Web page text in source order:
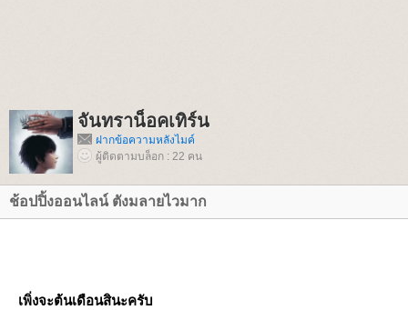
จันทราน็อคเทิร์น
ฝากข้อความหลังไมค์
ผู้ติดตามบล็อก : 22 คน
ช้อปปิ้งออนไลน์ ตังมลายไวมาก
เพิ่งจะต้นเดือนสินะครับ